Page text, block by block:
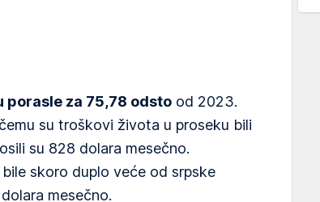
porasle za 75,78 odsto od 2023.
su troškovi života u proseku bili
su 828 dolara mesečno.
skoro duplo veće od srpske
mesečno.